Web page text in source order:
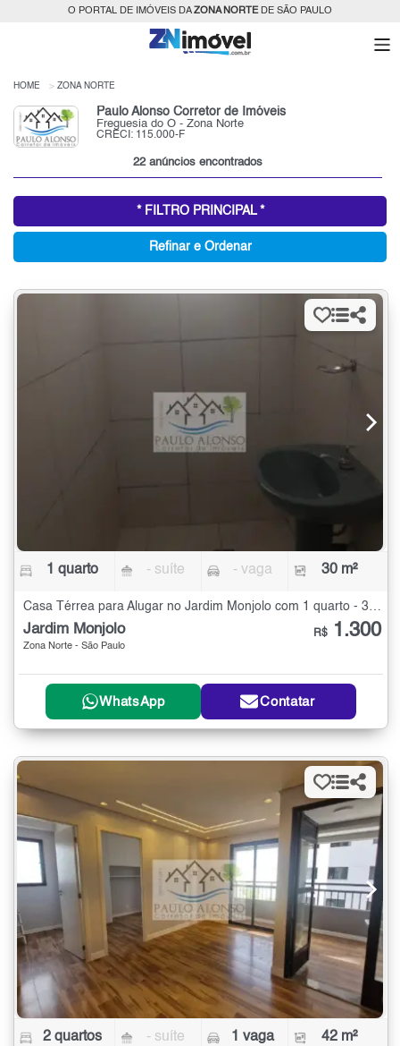
O PORTAL DE IMÓVEIS DAZONA NORTEDE SÃO PAULO
HOME ZONA NORTE
Paulo Alonso Corretor de Imóveis
Freguesia do Ó - Zona Norte
CRECI: 115.000-F
22 anúncios encontrados
* FILTRO PRINCIPAL *
Refinar e Ordenar
1 quarto - suíte - vaga 30 m²
Casa Térrea para Alugar no Jardim Monjolo com 1 quarto - 30 m²
Jardim Monjolo
Zona Norte - São Paulo
R$ 1.300
WhatsApp Contatar
2 quartos - suíte 1 vaga 42 m²